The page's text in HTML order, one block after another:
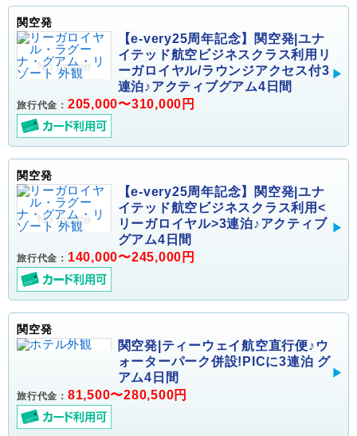
関空発
【e-very25周年記念】関空発|ユナ
イテッド航空ビジネスクラス利用リ
ーガロイヤル/ラウンジアクセス付3
連泊♪アクティブグアム4日間
旅行代金： 205,000〜310,000円
関空発
【e-very25周年記念】関空発|ユナ
イテッド航空ビジネスクラス利用<
リーガロイヤル>3連泊♪アクティブ
グアム4日間
旅行代金： 140,000〜245,000円
関空発
関空発|ティーウェイ航空直行便♪ウ
ォーターパーク併設!PICに3連泊 グ
アム4日間
旅行代金： 81,500〜280,500円